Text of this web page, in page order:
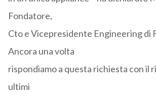
Fondatore,
Cto e Vicepresidente Engineering di
Ancora una volta
rispondiamo a questa richiesta con il
ultimi